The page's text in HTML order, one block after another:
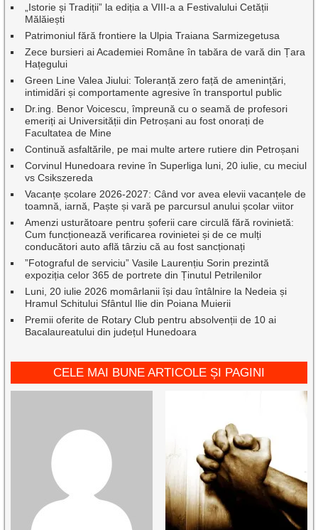
„Istorie și Tradiții” la ediția a VIII-a a Festivalului Cetății
Mălăiești
Patrimoniul fără frontiere la Ulpia Traiana Sarmizegetusa
Zece bursieri ai Academiei Române în tabăra de vară din Țara
Hațegului
Green Line Valea Jiului: Toleranță zero față de amenințări,
intimidări și comportamente agresive în transportul public
Dr.ing. Benor Voicescu, împreună cu o seamă de profesori
emeriți ai Universității din Petroșani au fost onorați de
Facultatea de Mine
Continuă asfaltările, pe mai multe artere rutiere din Petroșani
Corvinul Hunedoara revine în Superliga luni, 20 iulie, cu meciul
vs Csikszereda
Vacanțe școlare 2026-2027: Când vor avea elevii vacanțele de
toamnă, iarnă, Paște și vară pe parcursul anului școlar viitor
Amenzi usturătoare pentru șoferii care circulă fără rovinietă:
Cum funcționează verificarea rovinietei și de ce mulți
conducători auto află târziu că au fost sancționați
”Fotograful de serviciu” Vasile Laurențiu Sorin prezintă
expoziția celor 365 de portrete din Ținutul Petrilenilor
Luni, 20 iulie 2026 momârlanii își dau întâlnire la Nedeia și
Hramul Schitului Sfântul Ilie din Poiana Muierii
Premii oferite de Rotary Club pentru absolvenții de 10 ai
Bacalaureatului din județul Hunedoara
CELE MAI BUNE ARTICOLE ȘI PAGINI